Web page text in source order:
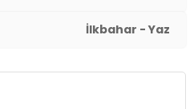
İlkbahar - Yaz